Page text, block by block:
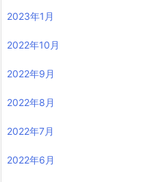
2023年1月
2022年10月
2022年9月
2022年8月
2022年7月
2022年6月